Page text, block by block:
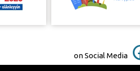
on Social Media